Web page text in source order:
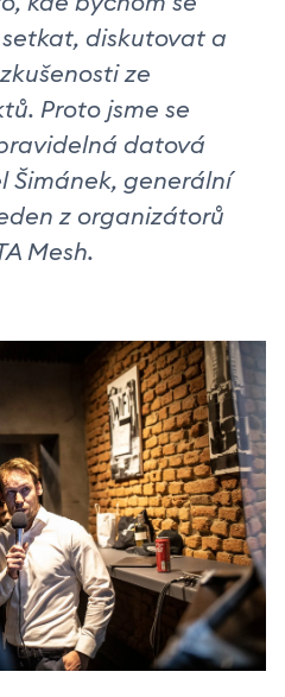
diskutovat a
ze
Proto jsme se
datová
Šimánek, generální
z organizátorů
Mesh.